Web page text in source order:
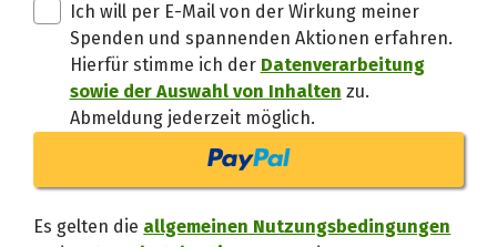
Ich will per E-Mail von der Wirkung meiner
Spenden und spannenden Aktionen erfahren.
Hierfür stimme ich der Datenverarbeitung
sowie der Auswahl von Inhalten zu.
Abmeldung jederzeit möglich.
Es gelten die allgemeinen Nutzungsbedingungen